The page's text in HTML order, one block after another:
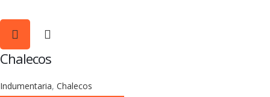
Chalecos
Indumentaria, Chalecos